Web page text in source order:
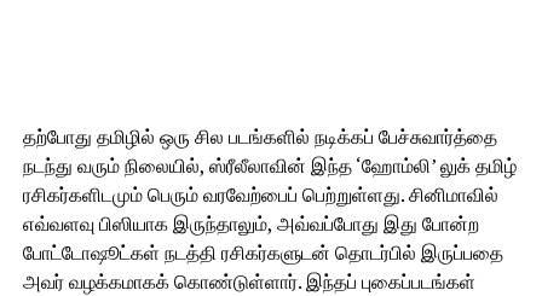
தற்போது தமிழில் ஒரு சில படங்களில் நடிக்கப் பேச்சுவார்த்தை
நடந்து வரும் நிலையில், ஸ்ரீலீலாவின் இந்த ‘ஹோம்லி’ லுக் தமிழ்
ரசிகர்களிடமும் பெரும் வரவேற்பைப் பெற்றுள்ளது. சினிமாவில்
எவ்வளவு பிஸியாக இருந்தாலும், அவ்வப்போது இது போன்ற
போட்டோஷூட்கள் நடத்தி ரசிகர்களுடன் தொடர்பில் இருப்பதை
அவர் வழக்கமாகக் கொண்டுள்ளார். இந்தப் புகைப்படங்கள்